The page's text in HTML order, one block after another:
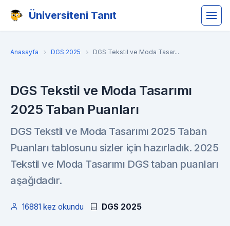
Üniversiteni Tanıt
Anasayfa DGS 2025 DGS Tekstil ve Moda Tasar...
DGS Tekstil ve Moda Tasarımı
2025 Taban Puanları
DGS Tekstil ve Moda Tasarımı 2025 Taban
Puanları tablosunu sizler için hazırladık. 2025
Tekstil ve Moda Tasarımı DGS taban puanları
aşağıdadır.
16881 kez okundu DGS 2025